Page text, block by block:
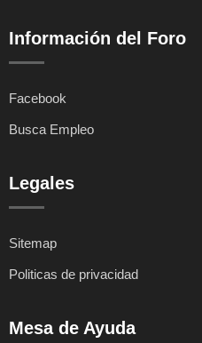
Información del Foro
Facebook
Busca Empleo
Legales
Sitemap
Politicas de privacidad
Mesa de Ayuda